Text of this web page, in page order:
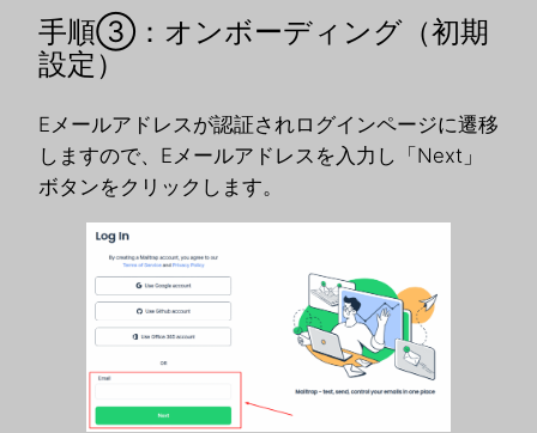
手順③：オンボーディング（初期
設定）
Eメールアドレスが認証されログインページに遷移
しますので、Eメールアドレスを入力し「Next」
ボタンをクリックします。